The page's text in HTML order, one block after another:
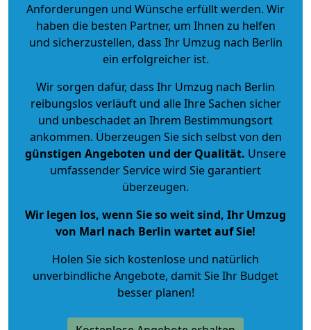
Anforderungen und Wünsche erfüllt werden. Wir
haben die besten Partner, um Ihnen zu helfen
und sicherzustellen, dass Ihr Umzug nach Berlin
ein erfolgreicher ist.
Wir sorgen dafür, dass Ihr Umzug nach Berlin
reibungslos verläuft und alle Ihre Sachen sicher
und unbeschadet an Ihrem Bestimmungsort
ankommen. Überzeugen Sie sich selbst von den
günstigen Angeboten und der Qualität. Unsere
umfassender Service wird Sie garantiert
überzeugen.
Wir legen los, wenn Sie so weit sind, Ihr Umzug
von Marl nach Berlin wartet auf Sie!
Holen Sie sich kostenlose und natürlich
unverbindliche Angebote, damit Sie Ihr Budget
besser planen!